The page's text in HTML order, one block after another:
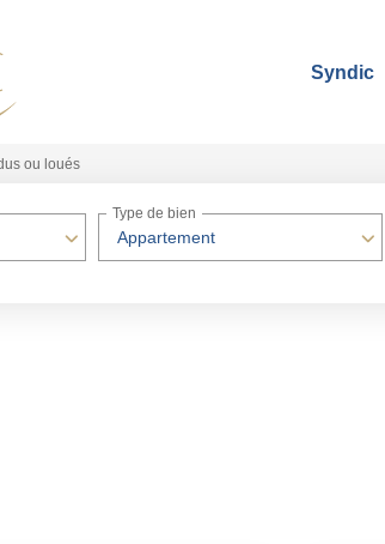
Syndic
ou loués
Appartement
Type de bien